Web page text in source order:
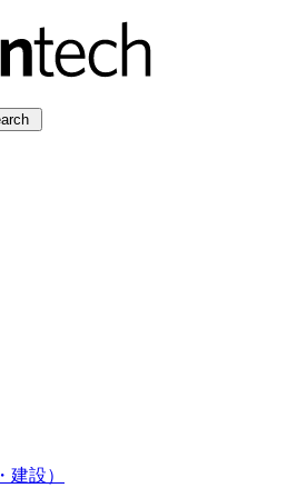
建設）